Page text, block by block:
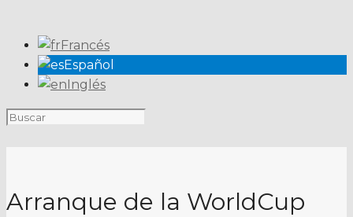
Francés
Español
Inglés
Arranque de la WorldCup